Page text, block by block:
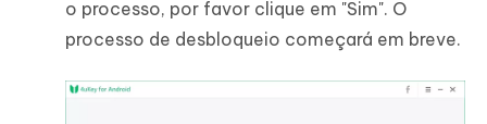
o processo, por favor clique em "Sim". O
processo de desbloqueio começará em breve.